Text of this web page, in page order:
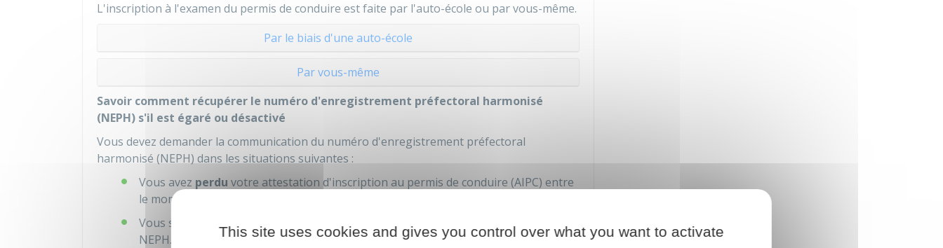
L'inscription à l'examen du permis de conduire est faite par l'auto-école ou par vous-même.
Par le biais d'une auto-école
Par vous-même
Savoir comment récupérer le numéro d'enregistrement préfectoral harmonisé
(NEPH) s'il est égaré ou désactivé
Vous devez demander la communication du numéro d'enregistrement préfectoral
harmonisé (NEPH) dans les situations suivantes :
Vous avez perdu votre attestation d'inscription au permis de conduire (AIPC) entre
le moment de votre inscription sur le site de l'
Vous souhaitez
changer d'auto-écoleet vous n'avez pas pu récupérer votre
NEPH.
This site uses cookies and gives you control over what you want to activate